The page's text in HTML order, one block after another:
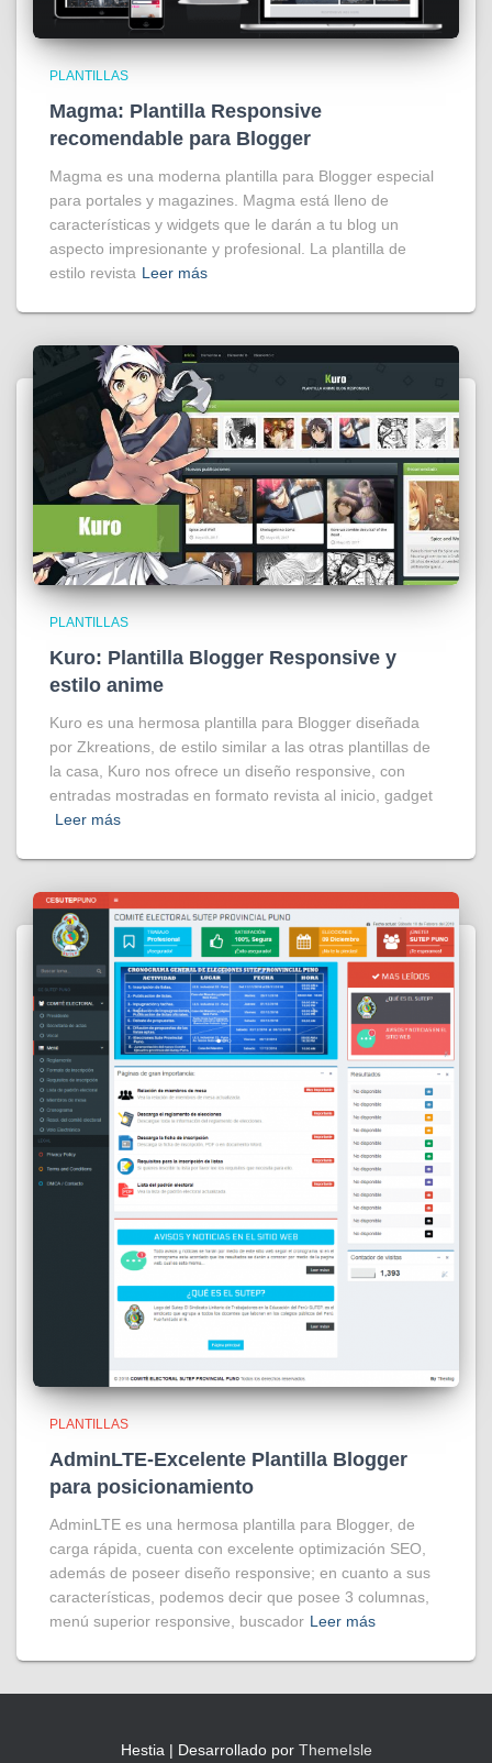
PLANTILLAS
Magma: Plantilla Responsive
recomendable para Blogger
Magma es una moderna plantilla para Blogger especial
para portales y magazines. Magma está lleno de
características y widgets que le darán a tu blog un
aspecto impresionante y profesional. La plantilla de
estilo revista Leer más
PLANTILLAS
Kuro: Plantilla Blogger Responsive y
estilo anime
Kuro es una hermosa plantilla para Blogger diseñada
por Zkreations, de estilo similar a las otras plantillas de
la casa, Kuro nos ofrece un diseño responsive, con
entradas mostradas en formato revista al inicio, gadget
Leer más
PLANTILLAS
AdminLTE-Excelente Plantilla Blogger
para posicionamiento
AdminLTE es una hermosa plantilla para Blogger, de
carga rápida, cuenta con excelente optimización SEO,
además de poseer diseño responsive; en cuanto a sus
características, podemos decir que posee 3 columnas,
menú superior responsive, buscador Leer más
Hestia | Desarrollado por ThemeIsle